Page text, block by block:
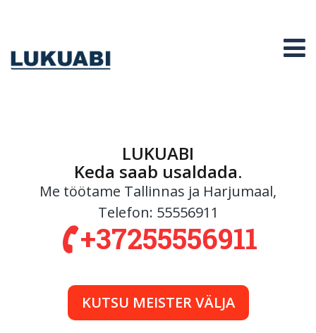
juurde
LUKUABI
Keda saab usaldada.
Me töötame Tallinnas ja Harjumaal,
Telefon: 55556911
+37255556911
KUTSU MEISTER VÄLJA